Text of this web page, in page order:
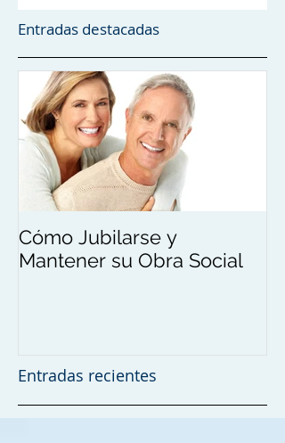
Entradas destacadas
Cómo Jubilarse y
Mantener su Obra Social
Entradas recientes